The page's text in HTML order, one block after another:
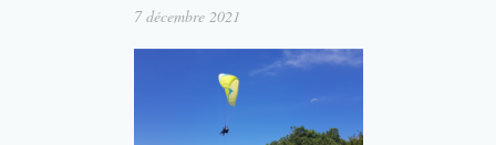
7 décembre 2021